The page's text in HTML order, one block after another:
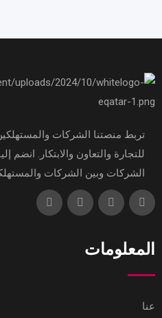
تربط منصتنا الشركات
للتجارة والتعاون والابتكار. انضم
الشركات وبين الشركات
المعلومات
عنا